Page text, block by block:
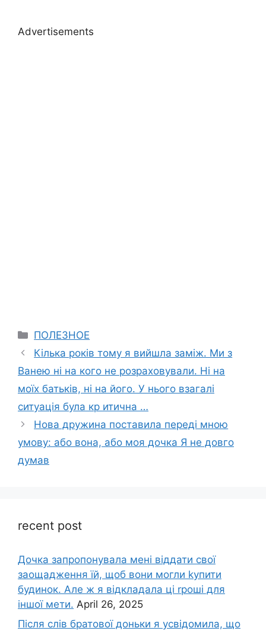
Advertisements
Categories
ПОЛЕЗНОЕ
Кілька років тому я вийшла заміж. Ми з
Ванею ні на кого не розраховували. Ні на
моїх батьків, ні на його. У нього взагалі
ситуація була кр итична …
Нова дружина поставила переді мною
умову: або вона, або моя дочка Я не довго
думав
recent post
Дочка запpопонувала мені віддати свої
заощадження їй, щоб вони могли kупити
будинок. Але ж я відкладала ці rроші для
іншої мети. April 26, 2025
Після слів братової доньки я усвідомила, що